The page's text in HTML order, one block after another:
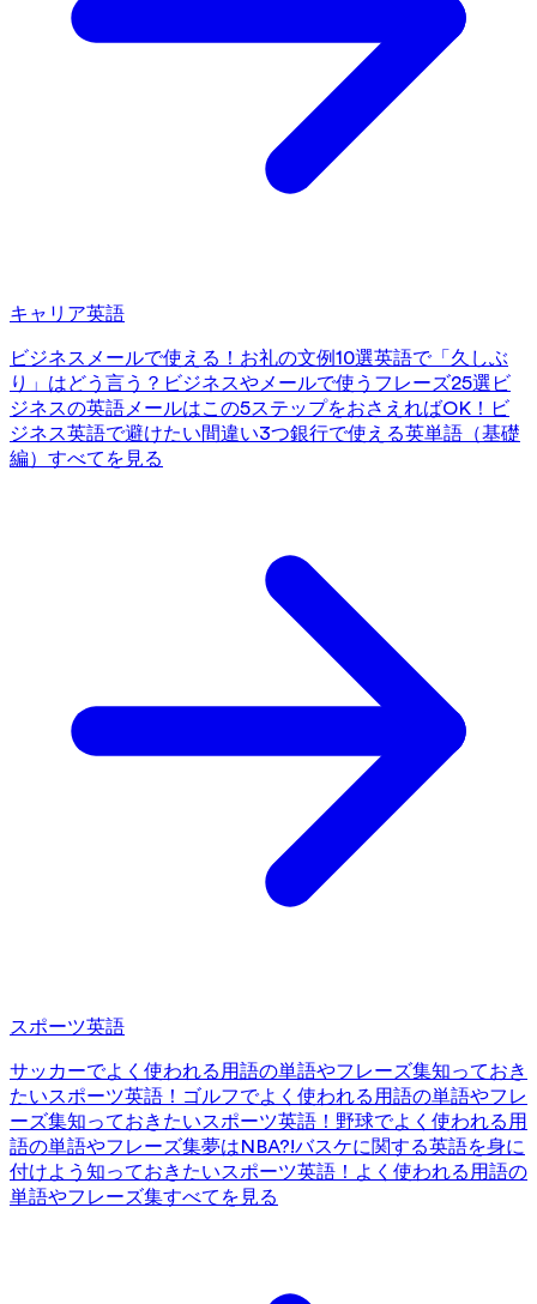
キャリア英語
ビジネスメールで使える！お礼の文例10選英語で「久しぶ
り」はどう言う？ビジネスやメールで使うフレーズ25選 ビ
ジネスの英語メールはこの5ステップをおさえればOK！ ビ
ジネス英語で避けたい間違い3つ銀行で使える英単語（基礎
編） すべてを見る
スポーツ英語
サッカーでよく使われる用語の単語やフレーズ集知っておき
たいスポーツ英語！ゴルフでよく使われる用語の単語やフレ
ーズ集知っておきたいスポーツ英語！野球でよく使われる用
語の単語やフレーズ集夢はNBA?!バスケに関する英語を身に
付けよう 知っておきたいスポーツ英語！よく使われる用語の
単語やフレーズ集すべてを見る